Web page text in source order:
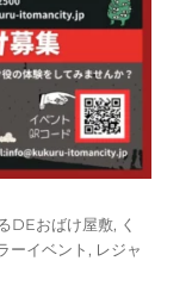
DEおばけ屋敷, く
ーイベント , レジャ